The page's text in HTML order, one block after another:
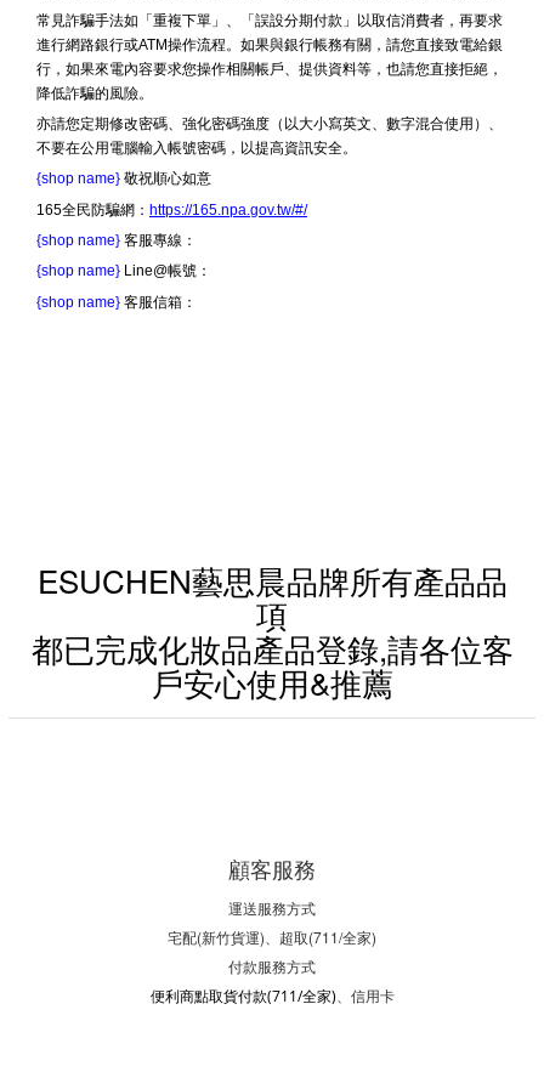
常見詐騙手法如「重複下單」、「誤設分期付款」以取信消費者，再要求
進行網路銀行或ATM操作流程。如果與銀行帳務有關，請您直接致電給銀
行，如果來電內容要求您操作相關帳戶、提供資料等，也請您直接拒絕，
降低詐騙的風險。
亦請您定期修改密碼、強化密碼強度（以大小寫英文、數字混合使用）、
不要在公用電腦輸入帳號密碼，以提高資訊安全。
{shop name} 敬祝順心如意
165全民防騙網： https://165.npa.gov.tw/#/
{shop name} 客服專線：
{shop name} Line@帳號：
{shop name} 客服信箱：
ESUCHEN藝思晨品牌所有產品品
項
都已完成化妝品產品登錄,請各位客
戶安心使用&推薦
顧客服務
運送服務方式
宅配(新竹貨運)、超取(711/全家)
付款服務方式
便利商點取貨付款(711/全家) 、信用卡